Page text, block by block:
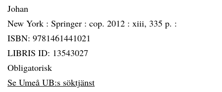
Johan
New York : Springer : cop. 2012 : xiii, 335 p. :
ISBN: 9781461441021
LIBRIS ID: 13543027
Obligatorisk
Se Umeå UB:s söktjänst